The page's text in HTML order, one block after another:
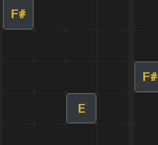
F#
F#
E